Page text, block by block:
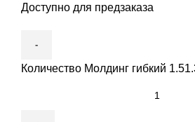
Доступно для предзаказа
Количество Молдинг гибкий